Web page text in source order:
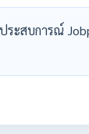
ะสบการณ์